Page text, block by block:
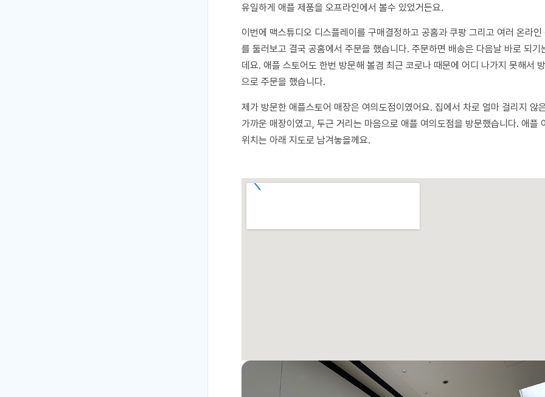
유일하게 애플 제품을 오프라인에서 볼수 있었거든요.
이번에 맥스튜디오 디스플레이를 구매결정하고 공홈과 쿠팡 그리고 여러 온라인
를 둘러보고 결국 공홈에서 주문을 했습니다. 주문하면 배송은 다음날 바로 되기
데요. 애플 스토어도 한번 방문해 볼겸 최근 코로나 때문에 어디 나가지 못해서
으로 주문을 했습니다.
제가 방문한 애플스토어 매장은 여의도점이였어요. 집에서 차로 얼마 걸리지 않
가까운 매장이였고, 두근 거리는 마음으로 애플 여의도점을 방문했습니다. 애플
위치는 아래 지도로 남겨놓을께요.